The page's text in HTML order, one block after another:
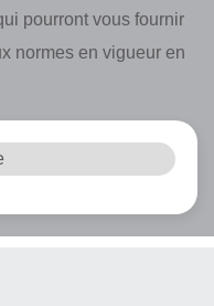
pourront vous fournir
normes en vigueur en